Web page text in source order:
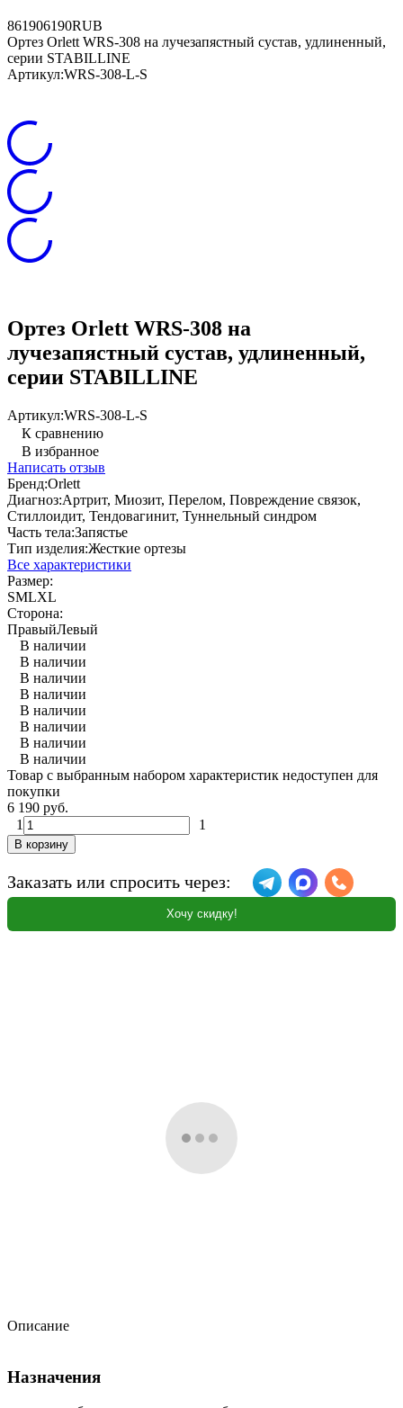
861906190RUB
Ортез Orlett WRS-308 на лучезапястный сустав, удлиненный,
серии STABILLINE
Артикул:WRS-308-L-S
Ортез Orlett WRS-308 на
лучезапястный сустав, удлиненный,
серии STABILLINE
Артикул:WRS-308-L-S
К сравнению
В избранное
Написать отзыв
Бренд:Orlett
Диагноз:Артрит, Миозит, Перелом, Повреждение связок,
Стиллоидит, Тендовагинит, Туннельный синдром
Часть тела:Запястье
Тип изделия:Жесткие ортезы
Все характеристики
Размер:
SMLXL
Сторона:
ПравыйЛевый
В наличии
В наличии
В наличии
В наличии
В наличии
В наличии
В наличии
В наличии
Товар с выбранным набором характеристик недоступен для
покупки
6 190 руб.
1
1
В корзину
Заказать или спросить через:
Хочу скидку!
Описание
Назначения